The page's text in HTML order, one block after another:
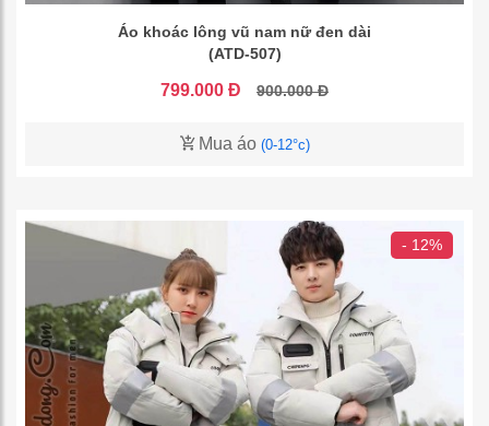
Áo khoác lông vũ nam nữ đen dài
(ATD-507)
799.000 Đ 900.000 Đ
Mua áo (0-12°c)
- 12%